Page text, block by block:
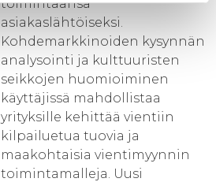
toimintaansa
asiakaslähtöiseksi.
Kohdemarkkinoiden kysynnän
analysointi ja kulttuuristen
seikkojen huomioiminen
käyttäjissä mahdollistaa
yrityksille kehittää vientiin
kilpailuetua tuovia ja
maakohtaisia vientimyynnin
toimintamalleja. Uusi